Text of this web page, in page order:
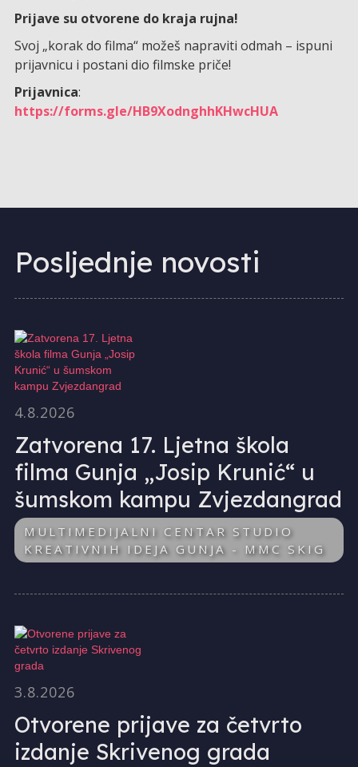
Prijave su otvorene do kraja rujna!
Svoj „korak do filma“ možeš napraviti odmah – ispuni
prijavnicu i postani dio filmske priče!
Prijavnica:
https://forms.gle/HB9XodnghhKHwcHUA
Posljednje novosti
4.8.2026
Zatvorena 17. Ljetna škola
filma Gunja „Josip Krunić“ u
šumskom kampu Zvjezdangrad
MULTIMEDIJALNI CENTAR STUDIO
KREATIVNIH IDEJA GUNJA - MMC SKIG
3.8.2026
Otvorene prijave za četvrto
izdanje Skrivenog grada